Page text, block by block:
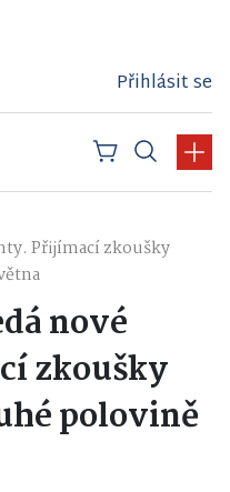
Přihlásit se
Přijímací zkoušky
nové
zkoušky
polovině